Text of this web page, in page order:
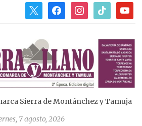
facebookinstagram
tiktok
Sierra de Montánchez y Tamuja
7 agosto, 2026